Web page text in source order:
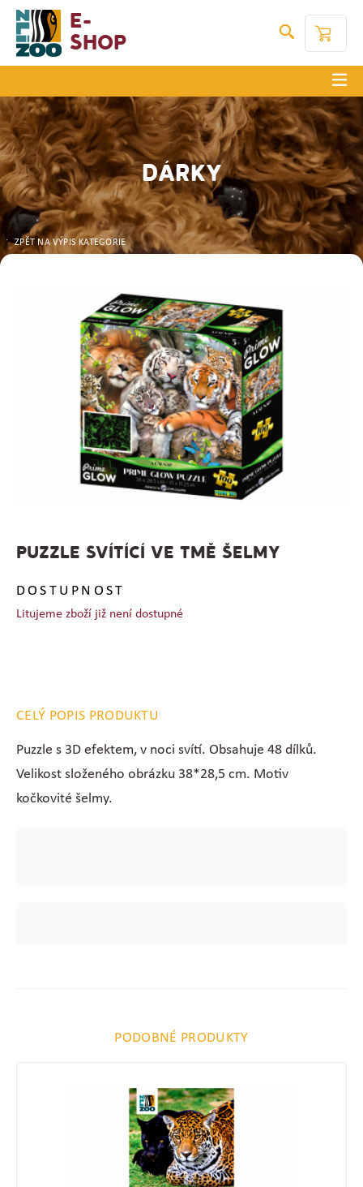
E-
Shop
DÁRKY
ZPĚT NA VÝPIS KATEGORIE
PUZZLE SVÍTÍCÍ VE TMĚ ŠELMY
DOSTUPNOST
Litujeme zboží již není dostupné
CELÝ POPIS PRODUKTU
Puzzle s 3D efektem, v noci svítí. Obsahuje 48 dílků.
Velikost složeného obrázku 38*28,5 cm. Motiv
kočkovité šelmy.
PODOBNÉ PRODUKTY